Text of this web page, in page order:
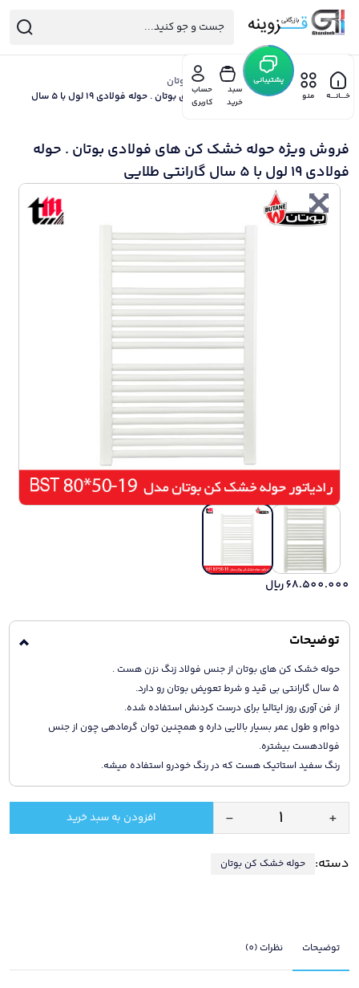
خـــانـــه منو
پشتیبانی
سبد
خرید
حساب
کاربری
خانه/ محصولات بوتان/حوله خشک کن بوتان
/ فروش ویژه حوله خشک کن های فولادی بوتان . حوله فولادی 19 لول با 5 سال
فروش ویژه حوله خشک کن های فولادی بوتان . حوله
فولادی 19 لول با 5 سال گارانتی طلایی
68.500.000ریال
توضیحات
حوله خشک کن های بوتان از جنس فولاد زنگ نزن هست .
5 سال گارانتی بی قید و شرط تعویض بوتان رو دارد.
از فن آوری روز ایتالیا برای درست کردنش استفاده شده.
دوام و طول عمر بسیار بالایی داره و همچنین توان گرمادهی چون از جنس
فولادهست بیشتره.
رنگ سفید استاتیک هست که در رنگ خودرو استفاده میشه.
فروش
حوله
فولادی
بوتان
+
- افزودن به سبد خرید
دسته: حوله خشک کن بوتان
توضیحات نظرات (0)